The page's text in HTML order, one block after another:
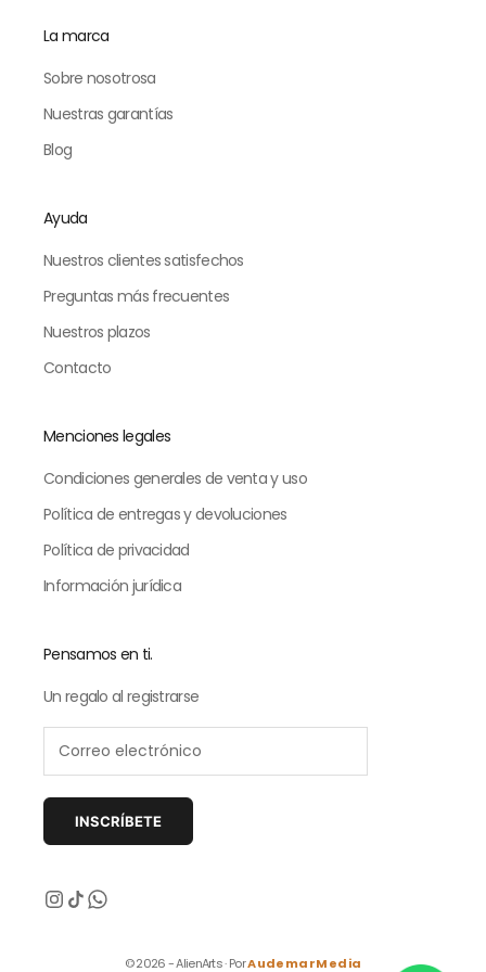
La marca
Sobre nosotrosa
Nuestras garantías
Blog
Ayuda
Nuestros clientes satisfechos
Preguntas más frecuentes
Nuestros plazos
Contacto
Menciones legales
Condiciones generales de venta y uso
Política de entregas y devoluciones
Política de privacidad
Información jurídica
Pensamos en ti.
Un regalo al registrarse
INSCRÍBETE
© 2026 - AlienArts · PorAudemarMedia